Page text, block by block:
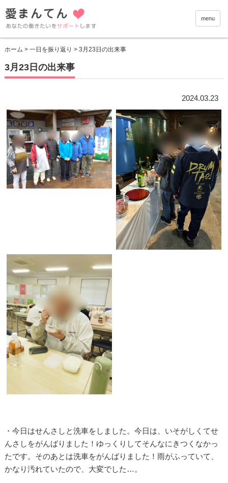
愛まん
menu
ホーム > 一日を振り返り > 3月23日の出来事
3月23日の出来事
2024.03.23
・今日はせんさしと洗車をしました。今日は、いそがしくてせ
んさしをがんばりました！ゆっくりしてそんなにきつくなかっ
たです。そのあとは洗車をがんばりました！雨がふっていて、
かなり汚れていたので、大変でした…。